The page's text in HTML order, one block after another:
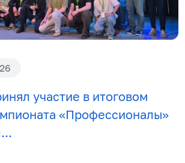
участие в итоговом
«Профессионалы»